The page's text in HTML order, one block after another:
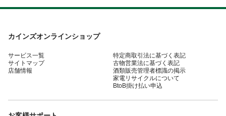
カインズオンラインショップ
サービス一覧
サイトマップ
店舗情報
特定商取引法に基づく表記
古物営業法に基づく表記
酒類販売管理者標識の掲示
家電リサイクルについて
BtoB掛け払い申込